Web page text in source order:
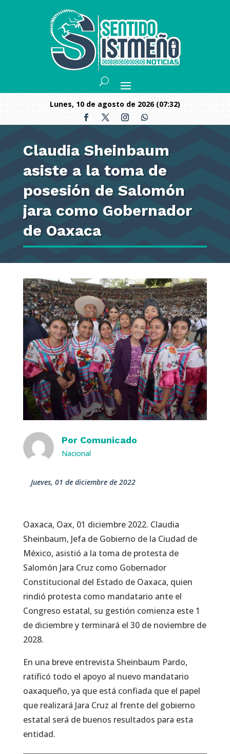
lunes, 10 de agosto de 2026 (07:32)
Claudia Sheinbaum
asiste a la toma de
posesión de Salomón
jara como Gobernador
de Oaxaca
Por Comunicado
Nacional
jueves, 01 de diciembre de 2022
Oaxaca, Oax, 01 diciembre 2022. Claudia
Sheinbaum, Jefa de Gobierno de la Ciudad de
México, asistió a la toma de protesta de
Salomón Jara Cruz como Gobernador
Constitucional del Estado de Oaxaca, quien
rindió protesta como mandatario ante el
Congreso estatal, su gestión comienza este 1
de diciembre y terminará el 30 de noviembre de
2028.
En una breve entrevista Sheinbaum Pardo,
ratificó todo el apoyo al nuevo mandatario
oaxaqueño, ya que está confiada que el papel
que realizará Jara Cruz al frente del gobierno
estatal será de buenos resultados para esta
entidad.